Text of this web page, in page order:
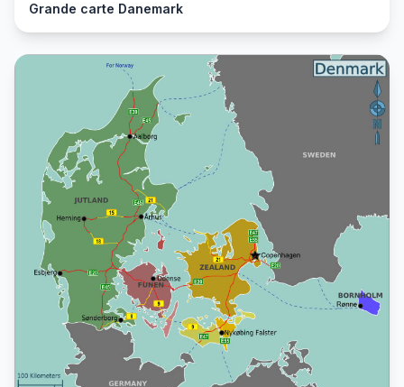
Grande carte Danemark